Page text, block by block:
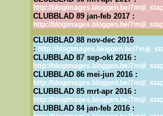
http://blogimages.bloggen.be/
CLUBBLAD 89 jan-feb 2017 :
http://blogimages.bloggen.be/
CLUBBLAD 88 nov-dec 2016
: http://blogimages.bloggen.be/
CLUBBLAD 87 sep-okt 2016 :
http://blogimages.bloggen.be/
CLUBBLAD 86 mei-jun 2016 :
http://blogimages.bloggen.be/
CLUBBLAD 85 mrt-apr 2016 :
http://blogimages.bloggen.be/
CLUBBLAD 84 jan-feb 2016 :